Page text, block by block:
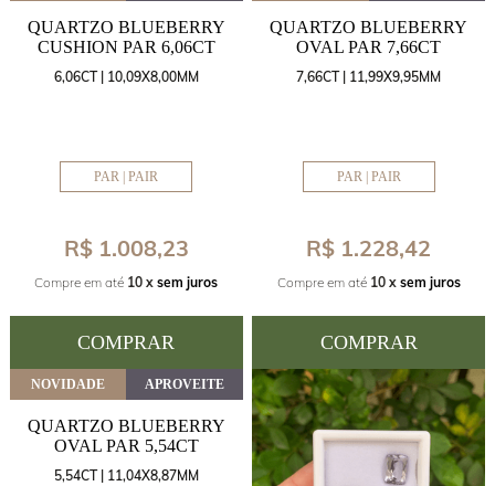
QUARTZO BLUEBERRY
CUSHION PAR 6,06CT
6,06CT | 10,09X8,00MM
PAR | PAIR
R$ 1.008,23
Compre em até 10 x sem juros
COMPRAR
QUARTZO BLUEBERRY
OVAL PAR 7,66CT
7,66CT | 11,99X9,95MM
PAR | PAIR
R$ 1.228,42
Compre em até 10 x sem juros
COMPRAR
NOVIDADE APROVEITE
QUARTZO BLUEBERRY
OVAL PAR 5,54CT
5,54CT | 11,04X8,87MM